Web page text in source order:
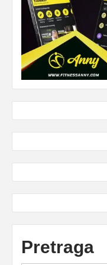
Pretraga